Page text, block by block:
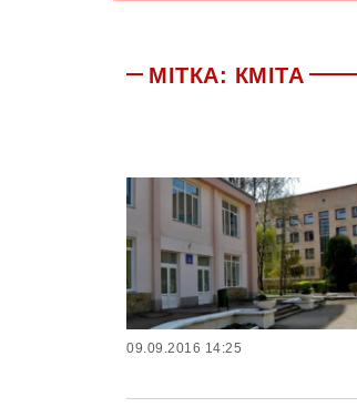
МІТКА: КМІТА
09.09.2016 14:25